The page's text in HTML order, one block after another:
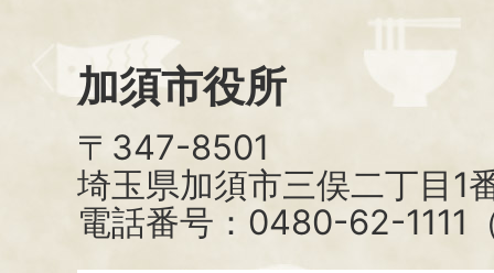
加須市役所
〒347-8501
埼玉県加須市三俣二丁目1
電話番号：0480-62-1111